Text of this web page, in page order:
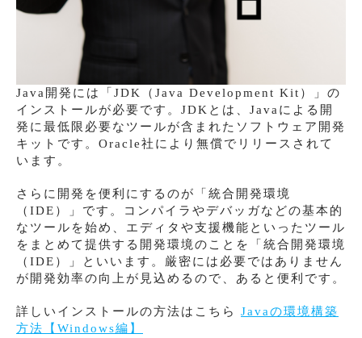
Java開発には「JDK（Java Development Kit）」の
インストールが必要です。JDKとは、Javaによる開
発に最低限必要なツールが含まれたソフトウェア開発
キットです。Oracle社により無償でリリースされて
います。
さらに開発を便利にするのが「統合開発環境
（IDE）」です。コンパイラやデバッガなどの基本的
なツールを始め、エディタや支援機能といったツール
をまとめて提供する開発環境のことを「統合開発環境
（IDE）」といいます。厳密には必要ではありません
が開発効率の向上が見込めるので、あると便利です。
詳しいインストールの方法はこちら Javaの環境構築
方法【Windows編】